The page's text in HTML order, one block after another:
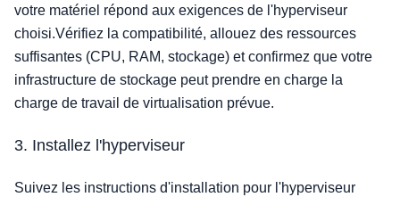
votre matériel répond aux exigences de l'hyperviseur
choisi.Vérifiez la compatibilité, allouez des ressources
suffisantes (CPU, RAM, stockage) et confirmez que votre
infrastructure de stockage peut prendre en charge la
charge de travail de virtualisation prévue.
3. Installez l'hyperviseur
Suivez les instructions d'installation pour l'hyperviseur